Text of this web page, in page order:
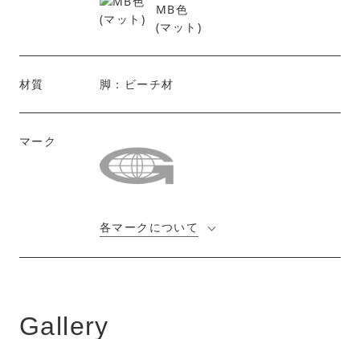
MB色
(マット)
材質 脚：ビーチ材
マーク
各マークについて
Gallery